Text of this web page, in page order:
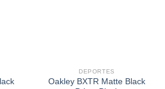
DEPORTES
Oakley BXTR Matte Black